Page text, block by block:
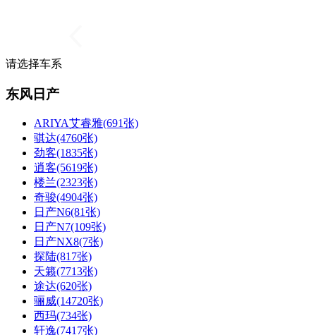
请选择车系
东风日产
ARIYA艾睿雅(691张)
骐达(4760张)
劲客(1835张)
逍客(5619张)
楼兰(2323张)
奇骏(4904张)
日产N6(81张)
日产N7(109张)
日产NX8(7张)
探陆(817张)
天籁(7713张)
途达(620张)
骊威(14720张)
西玛(734张)
轩逸(7417张)